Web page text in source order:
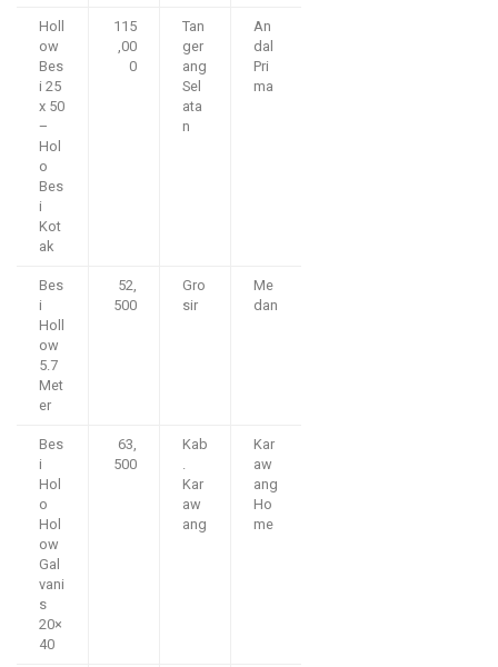
Holl
ow
Bes
i 25
x 50
–
Hol
o
Bes
i
Kot
ak
115
,00
0
Tan
ger
ang
Sel
ata
n
An
dal
Pri
ma
Bes
i
Holl
ow
5.7
Met
er
52,
500
Gro
sir
Me
dan
Bes
i
Hol
o
Hol
ow
Gal
vani
s
20×
40
63,
500
Kab
.
Kar
aw
ang
Kar
aw
ang
Ho
me